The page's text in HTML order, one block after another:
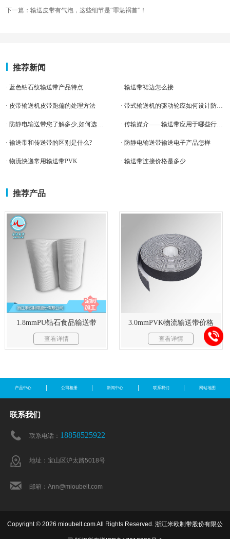
下一篇：输送皮带有气泡，这些细节是“罪魁祸首”！
推荐新闻
· 蓝色钻石纹输送带产品特点 · 输送带裙边怎么接
· 皮带输送机皮带跑偏的处理方法 · 带式输送机的驱动轮应如何设计防止输送带跑偏
· 防静电输送带您了解多少,如何选择防静电输送带。 · 传输媒介——输送带应用于哪些行业？
· 输送带和传送带的区别是什么? · 防静电输送带输送电子产品怎样
· 物流快递常用输送带PVK · 输送带连接价格是多少
推荐产品
1.8mmPU钻石食品输送带
查看详情
3.0mmPVK物流输送带价格
查看详情
产品中心 公司相册 新闻中心 联系我们 网站地图
联系我们
联系电话： 18858525922
地址：宝山区沪太路5018号
邮箱：Ann@mioubelt.com
Copyright © 2026 mioubelt.com All Rights Reserved. 浙江米欧制带股份有限公